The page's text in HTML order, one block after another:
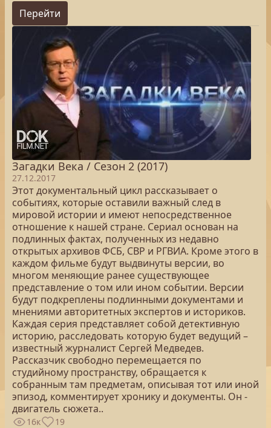
Перейти
Загадки Века / Сезон 2 (2017)
27.12.2017
Этот документальный цикл рассказывает о
событиях, которые оставили важный след в
мировой истории и имеют непосредственное
отношение к нашей стране. Сериал основан на
подлинных фактах, полученных из недавно
открытых архивов ФСБ, СВР и РГВИА. Кроме этого в
каждом фильме будут выдвинуты версии, во
многом меняющие ранее существующее
представление о том или ином событии. Версии
будут подкреплены подлинными документами и
мнениями авторитетных экспертов и историков.
Каждая серия представляет собой детективную
историю, расследовать которую будет ведущий –
известный журналист Сергей Медведев.
Рассказчик свободно перемещается по
студийному пространству, обращается к
собранным там предметам, описывая тот или иной
эпизод, комментирует хронику и документы. Он -
двигатель сюжета..
16к 19